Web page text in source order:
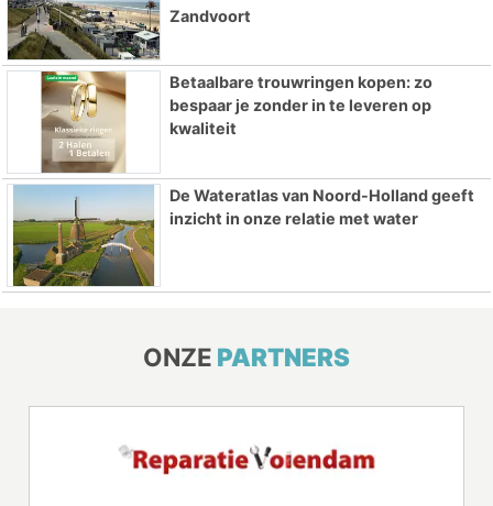
Zandvoort
Betaalbare trouwringen kopen: zo
bespaar je zonder in te leveren op
kwaliteit
De Wateratlas van Noord-Holland geeft
inzicht in onze relatie met water
ONZE PARTNERS